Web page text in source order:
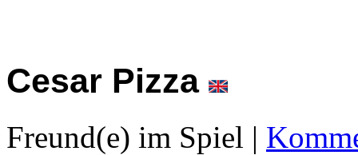
Cesar Pizza
Freund(e) im Spiel |